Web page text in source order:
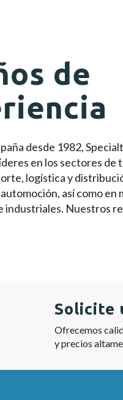
de
desde 1982,
en los sectores de
logística y
así como en
industriales. Nuestros
Solicite
Ofrecemos
y precios